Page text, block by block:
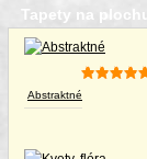
Tapety na plochu
Abstraktné